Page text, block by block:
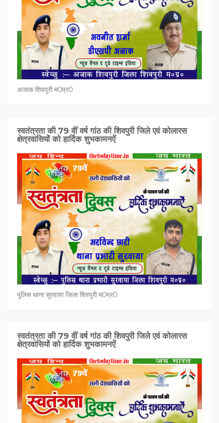
अजाक शिवपुरी म0प्र0
स्वतंत्रता की 79 वीं वर्ष गांठ की शिवपुरी जिले एवं कोलारस
क्षेत्रवासियों को हार्दिक शुभकामनऐं
पुलिस थाना सुरवाया जिला शिवपुरी म0प्र0
स्वतंत्रता की 79 वीं वर्ष गांठ की शिवपुरी जिले एवं कोलारस
क्षेत्रवासियों को हार्दिक शुभकामनऐं